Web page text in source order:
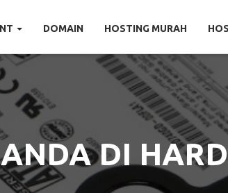
DOMAIN HOSTING MURAH
DI